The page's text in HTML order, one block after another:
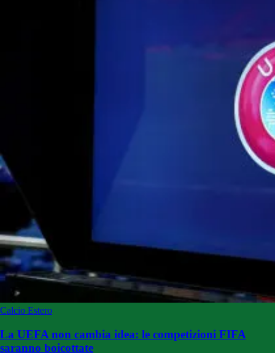
Calcio Estero
La UEFA non cambia idea: le competizioni FIFA
saranno boicottate